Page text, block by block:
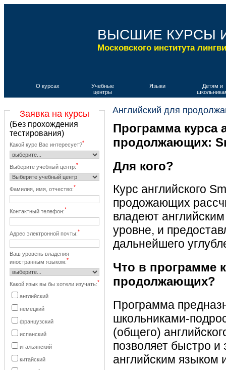
ВЫСШИЕ КУРСЫ
Московского института
О курсах
Учебные
центры
Языки
Детям и
Заявка на курсы
(Без прохождения
тестирования)
Какой курс Вас интересует?*
Выберите учебный центр:*
Фамилия, имя, отчество:*
Контактный телефон:*
Адрес электронной почты:*
Ваш уровень владения
иностранным языком:*
Какой язык вы бы хотели изучать:*
английский
немецкий
французский
испанский
итальянский
китайский
Английский для
Программа курса
продолжающих:
Для кого?
Курс английского
продожающих
владеют
уровне, и
дальнейшего
Что в программе
продолжающих?
Программа
школьниками-
(общего)
позволяет быстро
английским языком